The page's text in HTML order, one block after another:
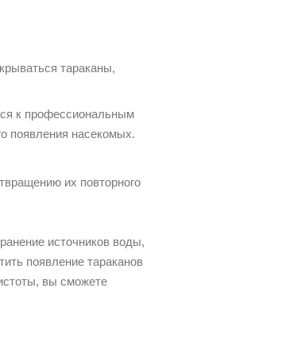
тараканы,
к профессиональным
появления насекомых.
их повторного
источников воды,
появление тараканов
вы сможете